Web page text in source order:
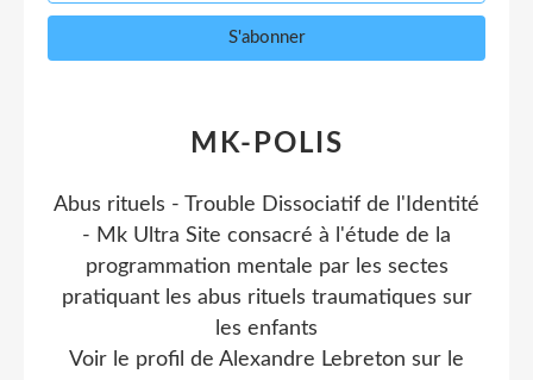
MK-POLIS
Abus rituels - Trouble Dissociatif de l'Identité
- Mk Ultra Site consacré à l'étude de la
programmation mentale par les sectes
pratiquant les abus rituels traumatiques sur
les enfants
Voir le profil de Alexandre Lebreton sur le